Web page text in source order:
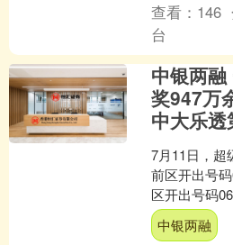
查看： 146
台
中银两
奖947万
中大乐
7月11日，超
前区开出号
区开出号码
亿元，为国
中银两融